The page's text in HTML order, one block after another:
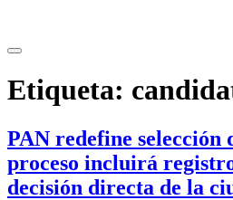
contenido
Etiqueta:
PAN redefine selección
proceso incluirá
decisión directa de la